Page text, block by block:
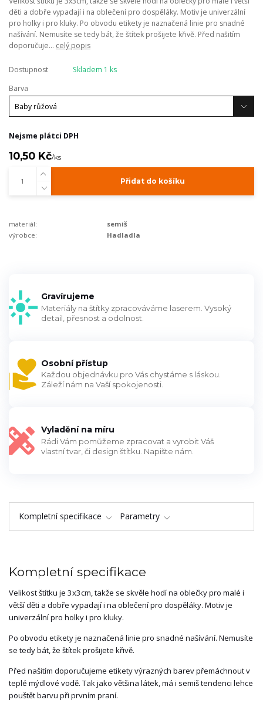
děti a dobře vypadají i na oblečení pro dospěláky. Motiv je univerzální
pro holky i pro kluky. Po obvodu etikety je naznačená linie pro snadné
našívání. Nemusíte se tedy bát, že štítek prošijete křivě. Před našitím
doporučuje... celý popis
Dostupnost
Skladem 1 ks
Barva
Nejsme plátci DPH
10,50 Kč/ks
Přidat do košíku
materiál:
semiš
výrobce:
Hadladla
Gravírujeme
Materiály na štítky zpracováváme laserem. Vysoký
detail, přesnost a odolnost.
Osobní přístup
Každou objednávku pro Vás chystáme s láskou.
Záleží nám na Vaší spokojenosti.
Vyladění na míru
Rádi Vám pomůžeme zpracovat a vyrobit Váš
vlastní tvar, či design štítku. Napište nám.
Kompletní specifikace Parametry
Kompletní specifikace
Velikost štítku je 3x3cm, takže se skvěle hodí na oblečky pro malé i
větší děti a dobře vypadají i na oblečení pro dospěláky. Motiv je
univerzální pro holky i pro kluky.
Po obvodu etikety je naznačená linie pro snadné našívání. Nemusíte
se tedy bát, že štítek prošijete křivě.
Před našitím doporučujeme etikety výrazných barev přemáchnout v
teplé mýdlové vodě. Tak jako většina látek, má i semiš tendenci lehce
pouštět barvu při prvním praní.